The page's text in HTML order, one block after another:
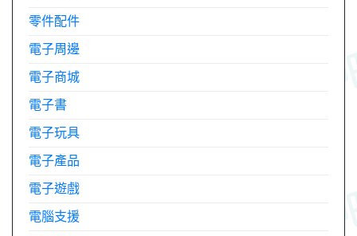
零件配件
電子周邊
電子商城
電子書
電子玩具
電子產品
電子遊戲
電腦支援